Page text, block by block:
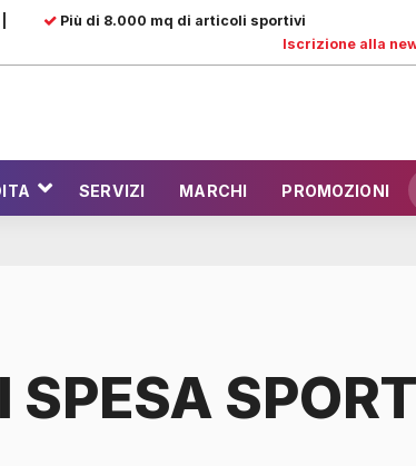
Più di 8.000 mq di articoli sportivi
Iscrizione alla
SERVIZI MARCHI PROMOZIONI
SPESA